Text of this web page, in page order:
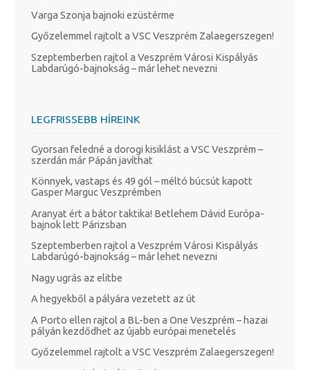
Varga Szonja bajnoki ezüstérme
Győzelemmel rajtolt a VSC Veszprém Zalaegerszegen!
Szeptemberben rajtol a Veszprém Városi Kispályás
Labdarúgó-bajnokság – már lehet nevezni
LEGFRISSEBB HÍREINK
Gyorsan feledné a dorogi kisiklást a VSC Veszprém –
szerdán már Pápán javíthat
Könnyek, vastaps és 49 gól – méltó búcsút kapott
Gasper Marguc Veszprémben
Aranyat ért a bátor taktika! Betlehem Dávid Európa-
bajnok lett Párizsban
Szeptemberben rajtol a Veszprém Városi Kispályás
Labdarúgó-bajnokság – már lehet nevezni
Nagy ugrás az elitbe
A hegyekből a pályára vezetett az út
A Porto ellen rajtol a BL-ben a One Veszprém – hazai
pályán kezdődhet az újabb európai menetelés
Győzelemmel rajtolt a VSC Veszprém Zalaegerszegen!